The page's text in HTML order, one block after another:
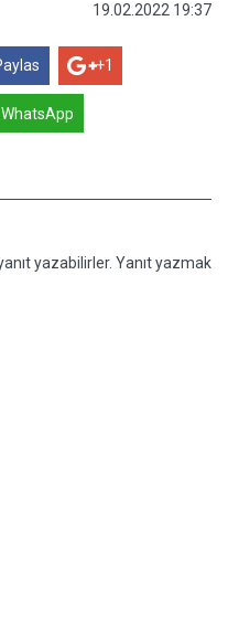
19.02.2022 19:37
+1
WhatsApp
yazabilirler. Yanıt yazmak